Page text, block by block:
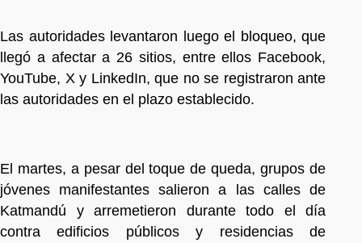
Las autoridades levantaron luego el bloqueo, que
llegó a afectar a 26 sitios, entre ellos Facebook,
YouTube, X y LinkedIn, que no se registraron ante
las autoridades en el plazo establecido.
El martes, a pesar del toque de queda, grupos de
jóvenes manifestantes salieron a las calles de
Katmandú y arremetieron durante todo el día
contra edificios públicos y residencias de